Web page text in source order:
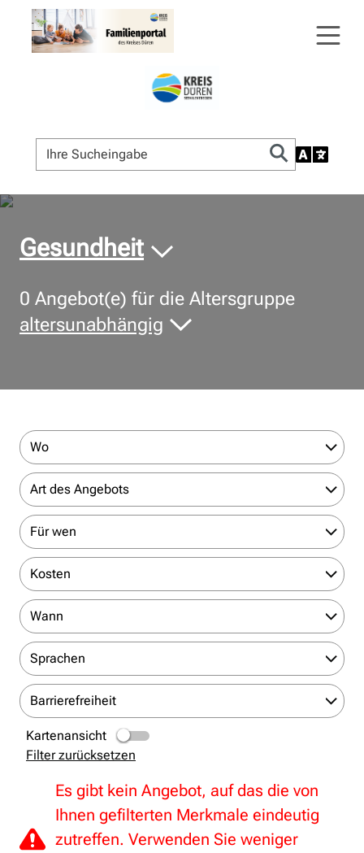
© Bildnachweis
Gesundheit
0 Angebot(e) für die Altersgruppe
altersunabhängig
Wo
Art des Angebots
Für wen
Kosten
Wann
Sprachen
Barrierefreiheit
Kartenansicht
Filter zurücksetzen
Es gibt kein Angebot, auf das die von
Ihnen gefilterten Merkmale eindeutig
zutreffen. Verwenden Sie weniger